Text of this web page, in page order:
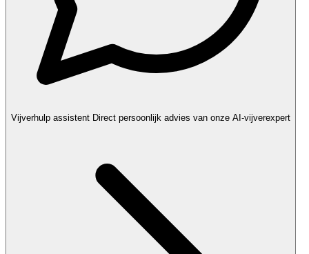
Vijverhulp assistent Direct persoonlijk advies van onze AI-vijverexpert